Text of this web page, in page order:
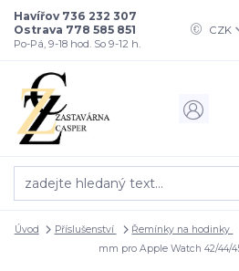
CZK
Havířov 736 232 307
Ostrava 778 585 851
Po-Pá, 9-18 hod. So 9-12 h.
Úvod Příslušenství Řemínky na hodinky
mm pro Apple Watch 42/44/